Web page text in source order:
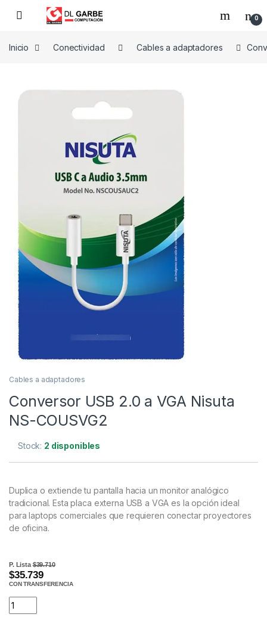
0
Inicio Conectividad Cables a adaptadores
Cables a adaptadores
Conversor USB 2.0 a VGA Nisuta
NS-COUSVG2
Stock: 2 disponibles
Duplica o extiende tu pantalla hacia un monitor analógico
tradicional. Esta placa externa USB a VGA es la opción ideal
para laptops comerciales que requieren conectar proyectores
de oficina.
P. Lista$39.710
$35.739
CON TRANSFERENCIA